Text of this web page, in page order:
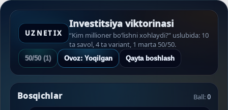
UZNETIX
Investitsiya viktorinasi
“Kim millioner bo‘lishni xohlaydi?” uslubida: 10
ta savol, 4 ta variant, 1 marta 50/50.
50/50 (1) Ovoz: Yoqilgan Qayta boshlash
Bosqichlar Ball:0